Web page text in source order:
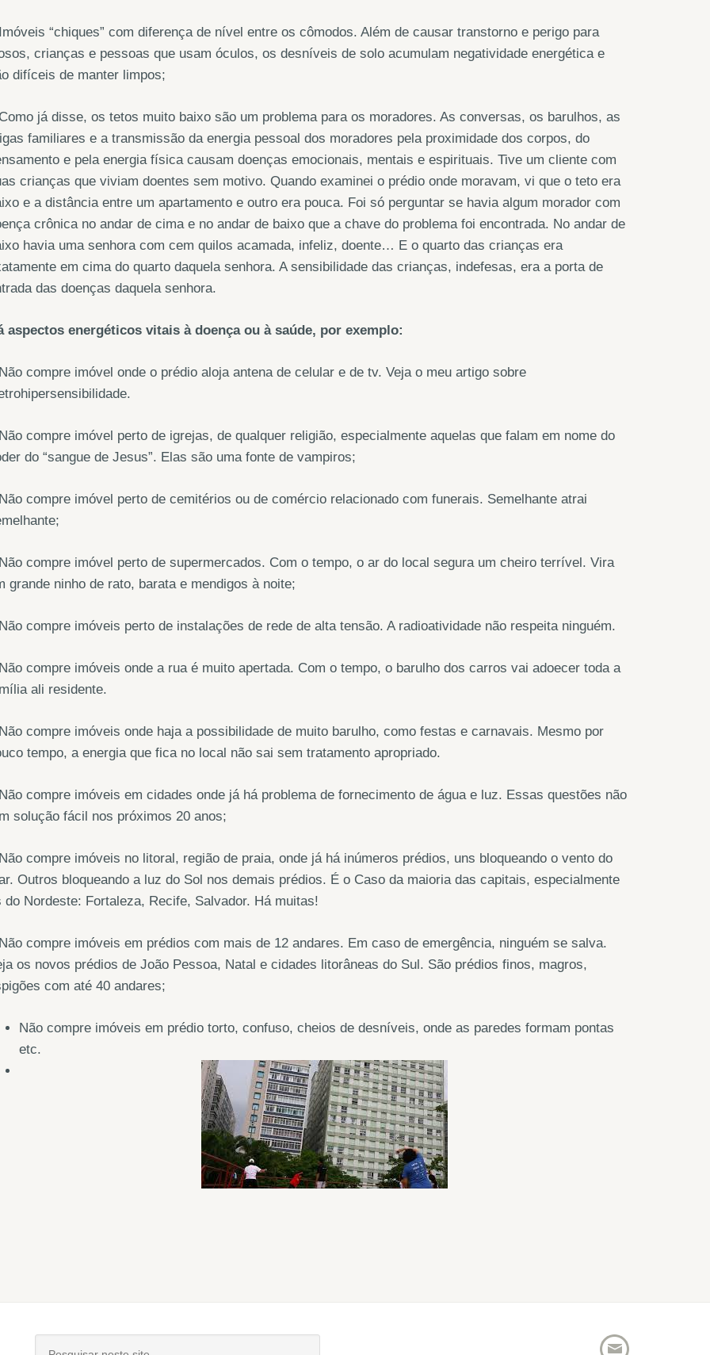
“chiques” com diferença de nível entre os cômodos. Além de causar transtorno e perigo para
crianças e pessoas que usam óculos, os desníveis de solo acumulam negatividade energética e
difíceis de manter limpos;
já disse, os tetos muito baixo são um problema para os moradores. As conversas, os barulhos, as
familiares e a transmissão da energia pessoal dos moradores pela proximidade dos corpos, do
e pela energia física causam doenças emocionais, mentais e espirituais. Tive um cliente com
crianças que viviam doentes sem motivo. Quando examinei o prédio onde moravam, vi que o teto era
e a distância entre um apartamento e outro era pouca. Foi só perguntar se havia algum morador com
crônica no andar de cima e no andar de baixo que a chave do problema foi encontrada. No andar de
havia uma senhora com cem quilos acamada, infeliz, doente… E o quarto das crianças era
em cima do quarto daquela senhora. A sensibilidade das crianças, indefesas, era a porta de
das doenças daquela senhora.
aspectos energéticos vitais à doença ou à saúde, por exemplo:
compre imóvel onde o prédio aloja antena de celular e de tv. Veja o meu artigo sobre
compre imóvel perto de igrejas, de qualquer religião, especialmente aquelas que falam em nome do
do “sangue de Jesus”. Elas são uma fonte de vampiros;
compre imóvel perto de cemitérios ou de comércio relacionado com funerais. Semelhante atrai
compre imóvel perto de supermercados. Com o tempo, o ar do local segura um cheiro terrível. Vira
grande ninho de rato, barata e mendigos à noite;
compre imóveis perto de instalações de rede de alta tensão. A radioatividade não respeita ninguém.
compre imóveis onde a rua é muito apertada. Com o tempo, o barulho dos carros vai adoecer toda a
ali residente.
compre imóveis onde haja a possibilidade de muito barulho, como festas e carnavais. Mesmo por
tempo, a energia que fica no local não sai sem tratamento apropriado.
compre imóveis em cidades onde já há problema de fornecimento de água e luz. Essas questões não
solução fácil nos próximos 20 anos;
compre imóveis no litoral, região de praia, onde já há inúmeros prédios, uns bloqueando o vento do
Outros bloqueando a luz do Sol nos demais prédios. É o Caso da maioria das capitais, especialmente
do Nordeste: Fortaleza, Recife, Salvador. Há muitas!
compre imóveis em prédios com mais de 12 andares. Em caso de emergência, ninguém se salva.
os novos prédios de João Pessoa, Natal e cidades litorâneas do Sul. São prédios finos, magros,
com até 40 andares;
Não compre imóveis em prédio torto, confuso, cheios de desníveis, onde as paredes formam pontas
etc.